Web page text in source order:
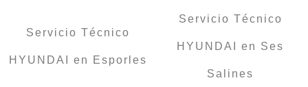
Servicio Técnico
HYUNDAI en Esporles
Servicio Técnico
HYUNDAI en Ses
Salines